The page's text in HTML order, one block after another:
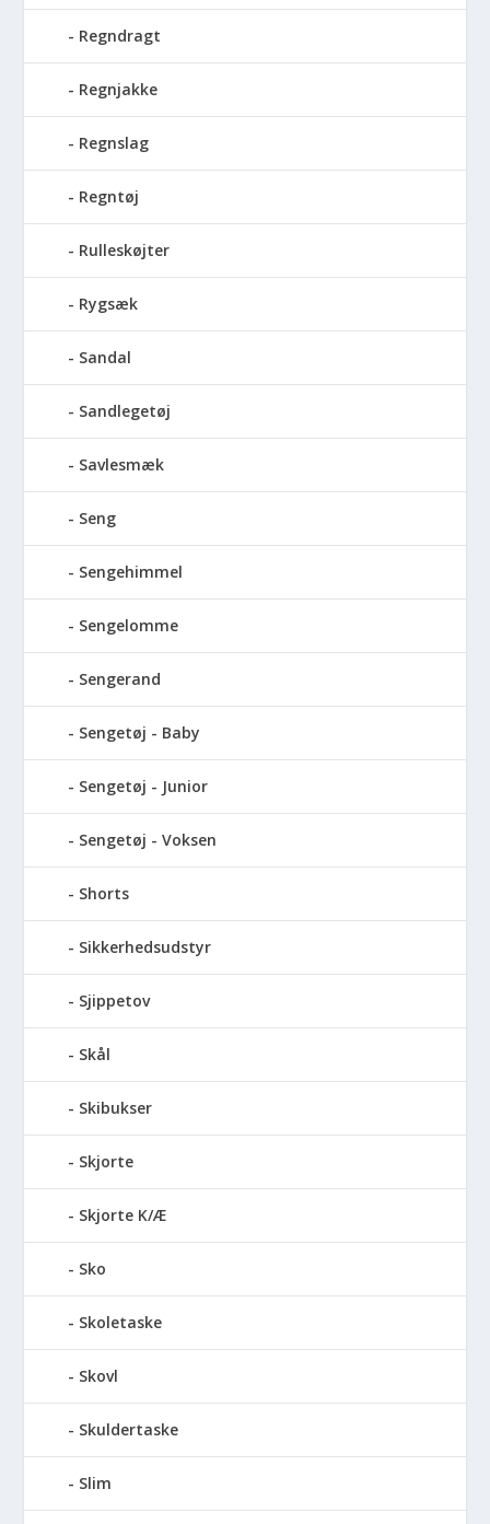
Regndragt
Regnjakke
Regnslag
Regntøj
Rulleskøjter
Rygsæk
Sandal
Sandlegetøj
Savlesmæk
Seng
Sengehimmel
Sengelomme
Sengerand
Sengetøj - Baby
Sengetøj - Junior
Sengetøj - Voksen
Shorts
Sikkerhedsudstyr
Sjippetov
Skål
Skibukser
Skjorte
Skjorte K/Æ
Sko
Skoletaske
Skovl
Skuldertaske
Slim